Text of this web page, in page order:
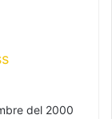
del 2000